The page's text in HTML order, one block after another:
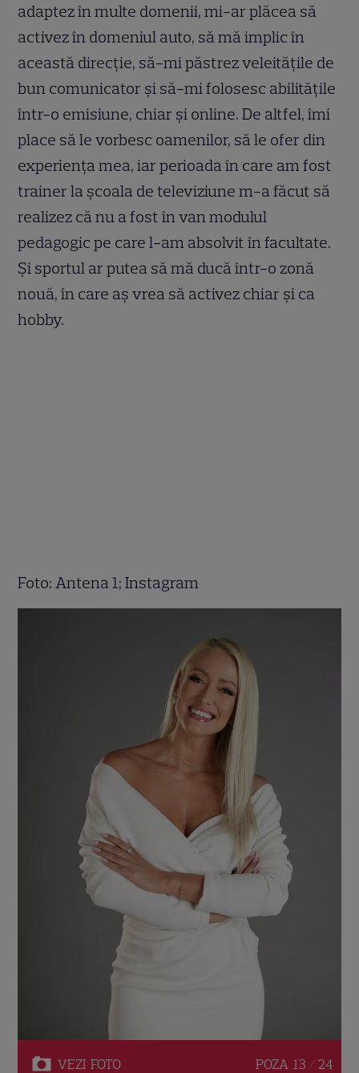
adaptez în multe domenii, mi-ar plăcea să
activez în domeniul auto, să mă implic în
această direcție, să-mi păstrez veleitățile de
bun comunicator și să-mi folosesc abilitățile
într-o emisiune, chiar și online. De altfel, îmi
place să le vorbesc oamenilor, să le ofer din
experiența mea, iar perioada în care am fost
trainer la școala de televiziune m-a făcut să
realizez că nu a fost în van modulul
pedagogic pe care l-am absolvit în facultate.
Și sportul ar putea să mă ducă într-o zonă
nouă, în care aș vrea să activez chiar și ca
hobby.
Foto: Antena 1; Instagram
VEZI FOTO POZA 13 / 24